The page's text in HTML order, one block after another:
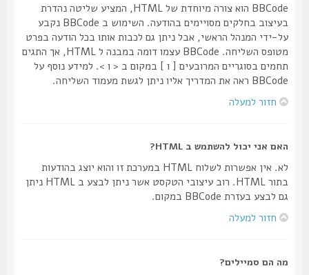
BBCode הוא צורה מיוחדת של HTML, המציע שליטה נהדרת
בעיצוב בחלקים מסויימים בהודעה. השימוש ב BBCode נקבע
על-ידי המנהל הראשי, אבל ניתן גם לכבות אותו בכל הודעה בפרט
מטופס השליחה. BBCode עצמו דומה במבנה ל HTML, אך התגים
תחמים בסוגריים המרובעים [ ו ] במקום ב < ו >. למידע נוסף על
BBCode ראה את המדריך אליו ניתן לגשת מעמוד השליחה.
חזור למעלה
האם אני יכול להשתמש ב HTML?
לא. אין אפשרות לשלוח HTML במערכת זו והוא יוצג בהודעות
בתור HTML. רוב עיצובי הטקסט אשר ניתן לבצע ב HTML ניתן
גם לבצע בעזרת BBCode במקום.
חזור למעלה
מה הם סמיילים?